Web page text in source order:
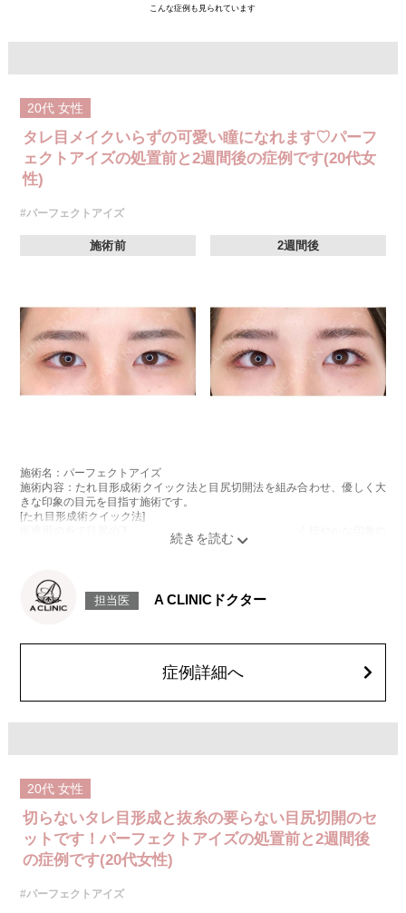
こんな症例も見られています
20代 女性
タレ目メイクいらずの可愛い瞳になれます♡パーフ
ェクトアイズの処置前と2週間後の症例です(20代女
性)
#パーフェクトアイズ
施術前 2週間後
施術名：パーフェクトアイズ
施術内容：たれ目形成術クイック法と目尻切開法を組み合わせ、優しく大
きな印象の目元を目指す施術です。
[たれ目形成術クイック法]
医療用の糸で目尻の下側を軽く引き下げることで、優しく穏やかな印象の
なり、目の横幅を大きく見せる施術です。
施術時間：約30分程
後一時的に生じることがございます。また、稀に細菌感染症、左右差、後
戻り、目尻のラインに段差が生じる、睫毛が切れたり抜ける、結膜腫脹な
どが生じることがございます。
オプション：笑気麻酔 3,300円(税込)
担当医 A CLINICドクター
症例詳細へ
20代 女性
切らないタレ目形成と抜糸の要らない目尻切開のセ
ットです！パーフェクトアイズの処置前と2週間後
の症例です(20代女性)
#パーフェクトアイズ